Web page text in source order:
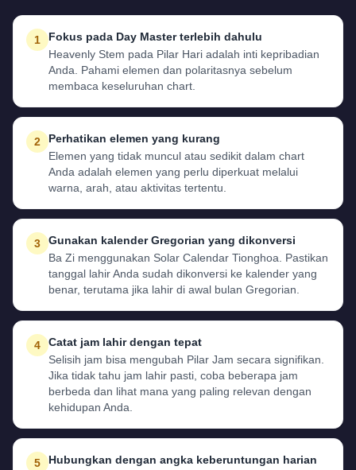
1
Fokus pada Day Master terlebih dahulu
Heavenly Stem pada Pilar Hari adalah inti kepribadian
Anda. Pahami elemen dan polaritasnya sebelum
membaca keseluruhan chart.
2
Perhatikan elemen yang kurang
Elemen yang tidak muncul atau sedikit dalam chart
Anda adalah elemen yang perlu diperkuat melalui
warna, arah, atau aktivitas tertentu.
3
Gunakan kalender Gregorian yang dikonversi
Ba Zi menggunakan Solar Calendar Tionghoa. Pastikan
tanggal lahir Anda sudah dikonversi ke kalender yang
benar, terutama jika lahir di awal bulan Gregorian.
4
Catat jam lahir dengan tepat
Selisih jam bisa mengubah Pilar Jam secara signifikan.
Jika tidak tahu jam lahir pasti, coba beberapa jam
berbeda dan lihat mana yang paling relevan dengan
kehidupan Anda.
5
Hubungkan dengan angka keberuntungan harian